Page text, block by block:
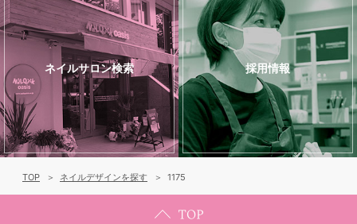
ネイルサロン検索 採用情報
TOP ネイルデザインを探す 1175